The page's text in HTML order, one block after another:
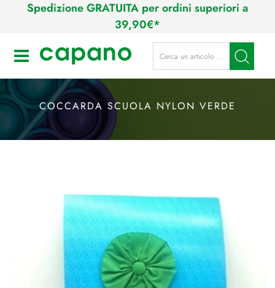
Spedizione GRATUITA per ordini superiori a
39,90€*
Open La modifica di un filtro
COCCARDA SCUOLA NYLON VERDE